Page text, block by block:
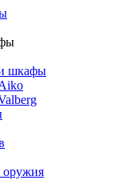
шкафы
оружия